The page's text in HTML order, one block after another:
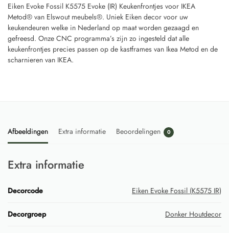
Eiken Evoke Fossil K5575 Evoke (IR) Keukenfrontjes voor IKEA
Metod® van Elswout meubels®. Uniek Eiken decor voor uw
keukendeuren welke in Nederland op maat worden gezaagd en
gefreesd. Onze CNC programma’s zijn zo ingesteld dat alle
keukenfrontjes precies passen op de kastframes van Ikea Metod en de
scharnieren van IKEA.
Afbeeldingen Extra informatie Beoordelingen 0
Extra informatie
Decorcode Eiken Evoke Fossil (K5575 IR)
Decorgroep Donker Houtdecor